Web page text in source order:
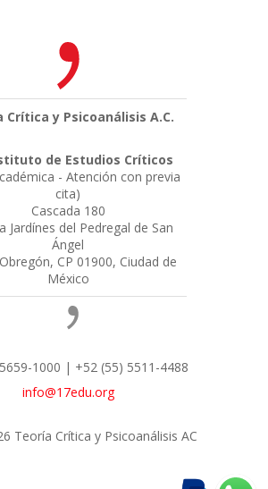
Crítica y Psicoanálisis A.C.
de Estudios Críticos
- Atención con previa
cita)
Cascada 180
Jardínes del Pedregal de San
Ángel
CP 01900, Ciudad de
México
1000 | +52 (55) 5511-4488
info@17edu.org
Teoría Crítica y Psicoanálisis AC